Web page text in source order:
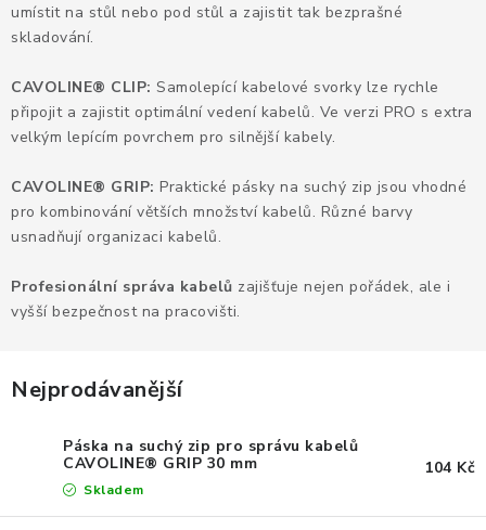
OBLÍBENÉ KATEGORIE
ZDRAVOTNÍ OBUV
PODSEDÁKY NA ŽIDLE
ZDRAVOTNICKÉ POMŮCKY
ERGONOMICKÉ MYŠI
PREZENTAČNÍ SYSTÉMY
ERGONOMICKÉ PRODUKTY
umístit na stůl nebo pod stůl a zajistit tak bezprašné
skladování.
CAVOLINE® CLIP: Samolepící kabelové svorky lze rychle
připojit a zajistit optimální vedení kabelů. Ve verzi PRO s extra
velkým lepícím povrchem pro silnější kabely.
CAVOLINE® GRIP: Praktické pásky na suchý zip jsou vhodné
pro kombinování větších množství kabelů. Různé barvy
usnadňují organizaci kabelů.
Profesionální správa kabelů zajišťuje nejen pořádek, ale i
vyšší bezpečnost na pracovišti.
Nejprodávanější
Páska na suchý zip pro správu kabelů
CAVOLINE® GRIP 30 mm
Skladem
104 Kč